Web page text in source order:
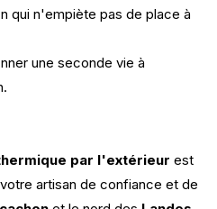
qui n'empiète pas de place à
une seconde vie à
par l'extérieur est
artisan de confiance et de